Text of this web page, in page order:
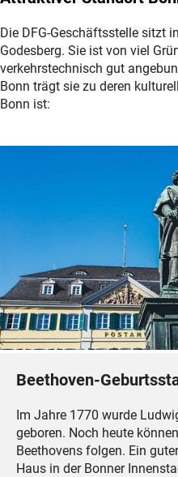
Die DFG-Geschäftsstelle sitzt
Godesberg. Sie ist von viel
verkehrstechnisch gut
Bonn trägt sie zu deren
Bonn ist:
Beethoven-
Im Jahre 1770 wurde
geboren. Noch heute
Beethovens folgen. Ein
Haus in der Bonner